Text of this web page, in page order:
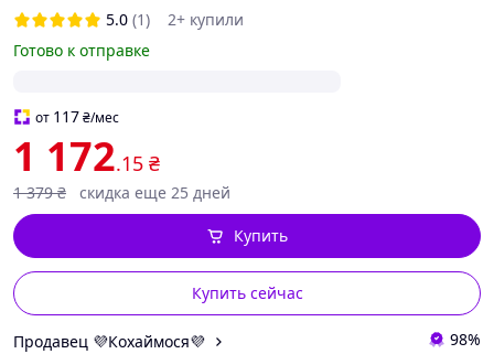
5.0 (1)
2+ купили
Готово к отправке
от 117₴/мес
1 172.15 ₴
1 379 ₴ скидка еще 25 дней
Купить сейчас
Купить
Продавец 💜Кохаймося💜 98%